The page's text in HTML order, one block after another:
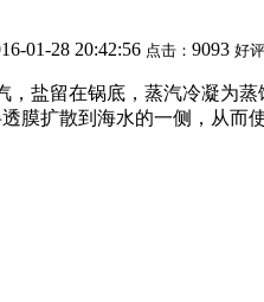
01-28 20:42:56 点击： 9093 好评
盐留在锅底，蒸汽冷凝为
膜扩散到海水的一侧，从而